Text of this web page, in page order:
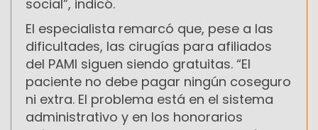
social”, indicó.
El especialista remarcó que, pese a las
dificultades, las cirugías para afiliados
del PAMI siguen siendo gratuitas. “El
paciente no debe pagar ningún coseguro
ni extra. El problema está en el sistema
administrativo y en los honorarios